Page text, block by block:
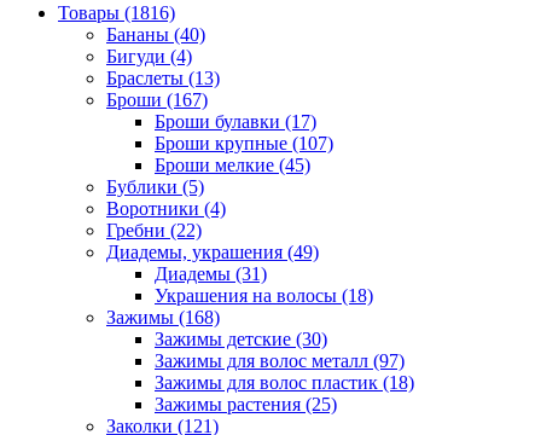
Товары (1816)
Бананы (40)
Бигуди (4)
Браслеты (13)
Броши (167)
Броши булавки (17)
Броши крупные (107)
Броши мелкие (45)
Бублики (5)
Воротники (4)
Гребни (22)
Диадемы, украшения (49)
Диадемы (31)
Украшения на волосы (18)
Зажимы (168)
Зажимы детские (30)
Зажимы для волос металл (97)
Зажимы для волос пластик (18)
Зажимы растения (25)
Заколки (121)